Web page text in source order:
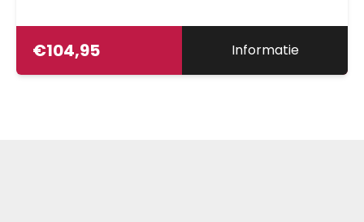
druk uitgeoefend op de tussenwervelschijven
en wordt de druk op de zitbotten verder
verminderd. De flex en active beweging
€104,95 Informatie